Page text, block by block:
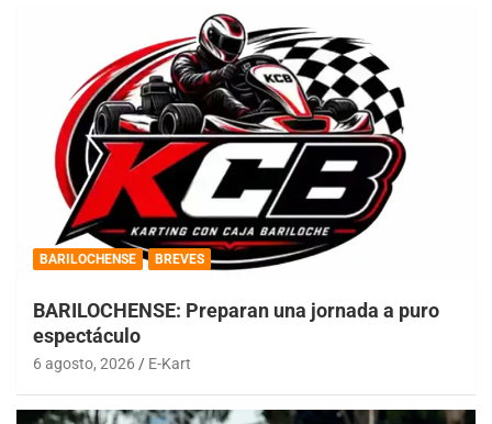
BARILOCHENSE BREVES
BARILOCHENSE: Preparan una jornada a puro
espectáculo
6 agosto, 2026 E-Kart